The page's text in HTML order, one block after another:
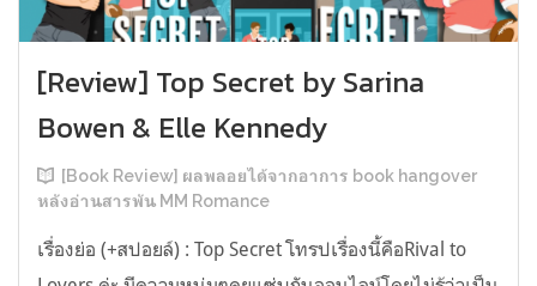
[Review] Top Secret by Sarina
Bowen & Elle Kennedy
[Book Review] ผลพลอยได้จากอาการ book hangover
หลังอ่านสารพัน MM Romance
เรื่องย่อ (+สปอยล์) : Top Secret โทรปเรื่องนี้คือRival to